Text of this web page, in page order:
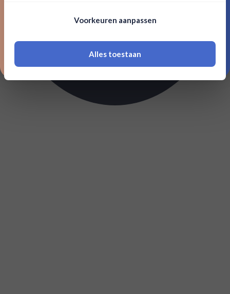
18 jaar of ouder zijn
Voorkeuren aanpassen
Alles toestaan